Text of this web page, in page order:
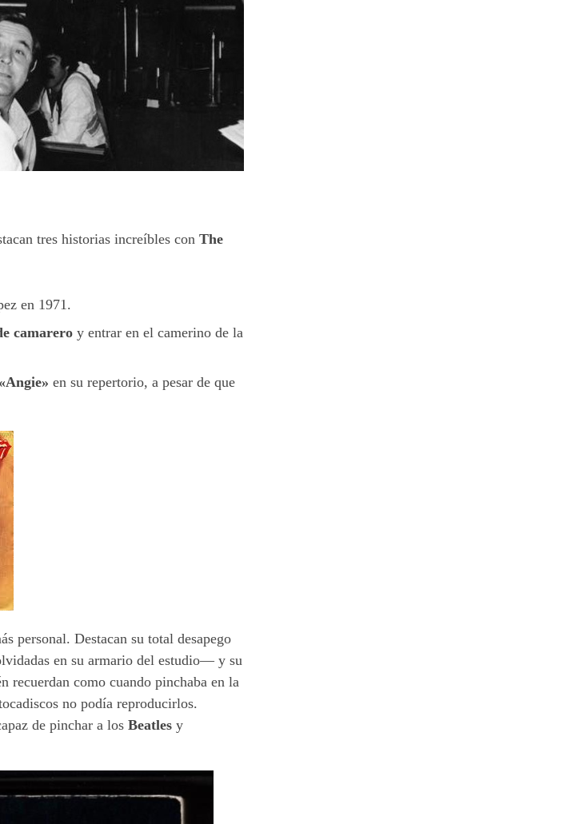
tres historias increíbles con The
en 1971.
camarero y entrar en el camerino de la
«Angie» en su repertorio, a pesar de que
personal. Destacan su total desapego
en su armario del estudio— y su
recuerdan como cuando pinchaba en la
no podía reproducirlos.
de pinchar a los Beatles y